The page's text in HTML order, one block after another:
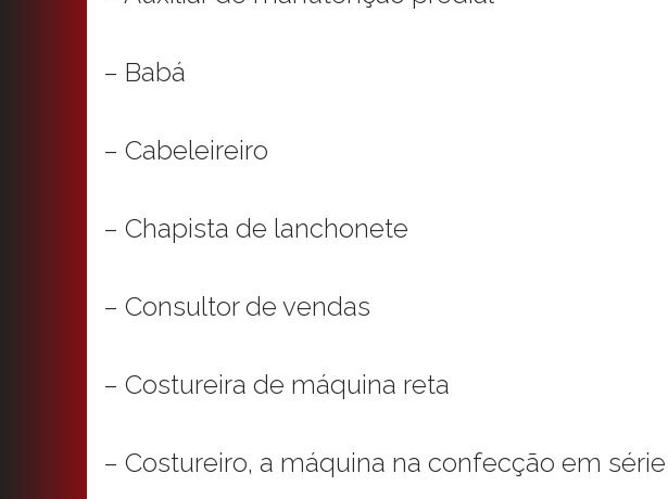
– Babá
– Cabeleireiro
– Chapista de lanchonete
– Consultor de vendas
– Costureira de máquina reta
– Costureiro, a máquina na confecção em série